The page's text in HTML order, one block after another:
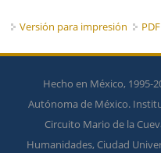
Versión para impresión PDF
Hecho en México, 1995-
Autónoma de México.
Circuito Mario de la
Humanidades, Ciudad